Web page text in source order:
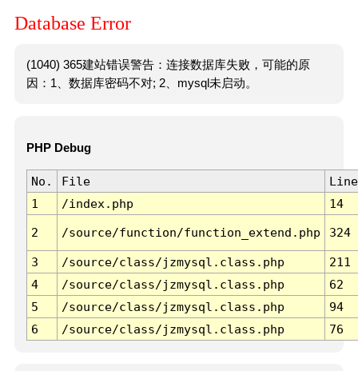
Database Error
(1040) 365建站错误警告：连接数据库失败，可能的原
因：1、数据库密码不对; 2、mysql未启动。
PHP Debug
No. File
Line
1
/index.php 14
2 /source/function/function_extend.php 324
3 /source/class/jzmysql.class.php
211
4
/source/class/jzmysql.class.php
62
5
/source/class/jzmysql.class.php
94
6
/source/class/jzmysql.class.php 76